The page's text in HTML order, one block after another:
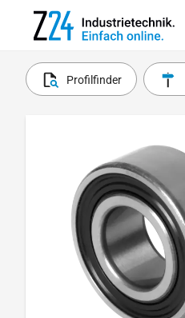
Profilfinder